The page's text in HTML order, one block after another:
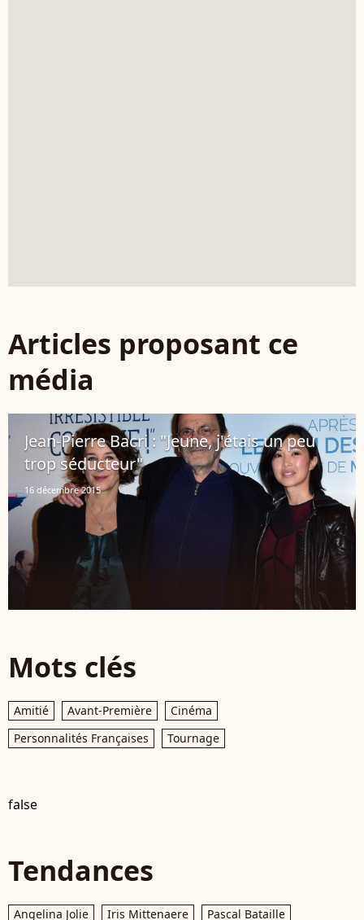
Articles proposant ce
média
Jean-Pierre Bacri : "Jeune, j'étais un peu
trop séducteur"
16 décembre 2015
Mots clés
Amitié Avant-Première
Cinéma
Personnalités Françaises
Tournage
false
Tendances
Angelina Jolie Iris Mittenaere Pascal Bataille